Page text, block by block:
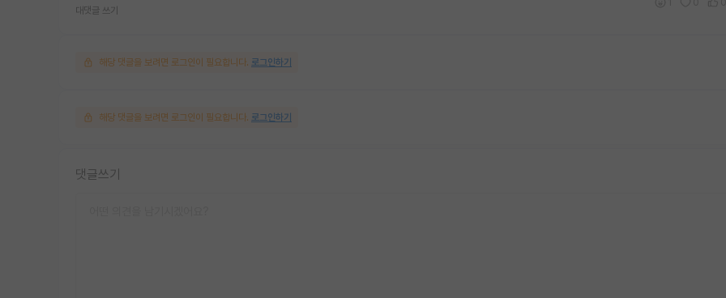
대댓글 쓰기
해당 댓글을 보려면 로그인이 필요합니다. 로그인하기
해당 댓글을 보려면 로그인이 필요합니다. 로그인하기
댓글쓰기